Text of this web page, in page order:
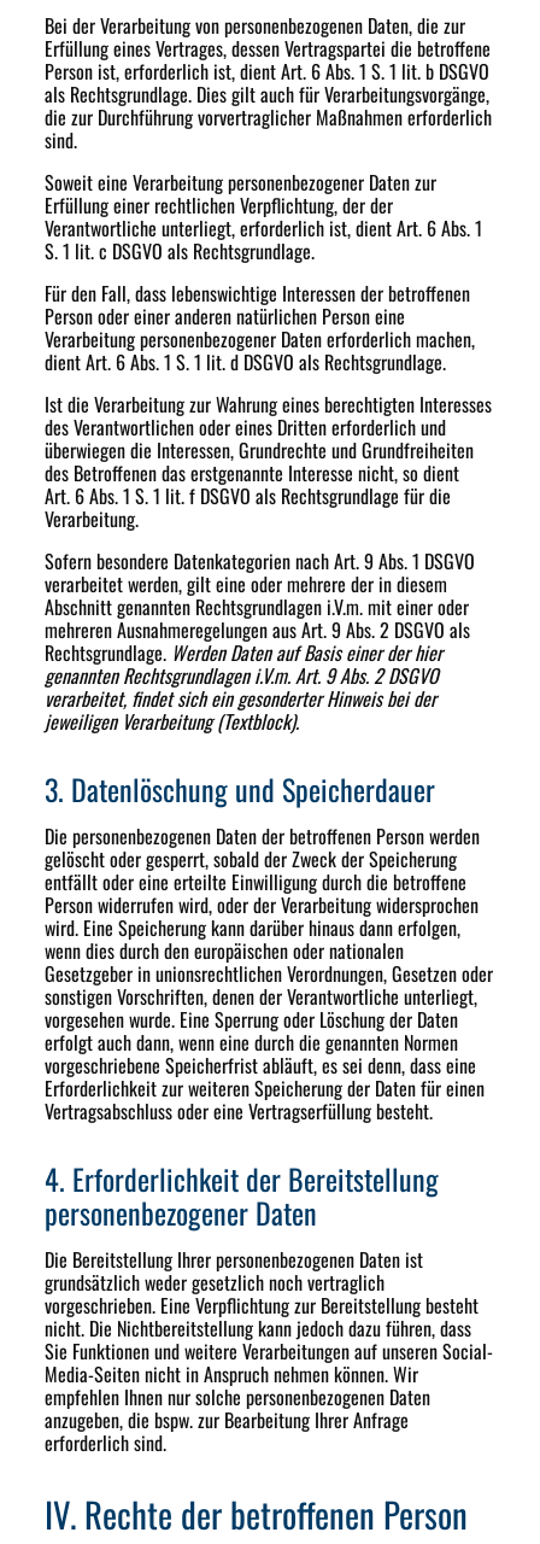
Bei der Verarbeitung von personenbezogenen Daten, die zur
Erfüllung eines Vertrages, dessen Vertragspartei die betroffene
Person ist, erforderlich ist, dient Art. 6 Abs. 1 S. 1 lit. b DSGVO
als Rechtsgrundlage. Dies gilt auch für Verarbeitungsvorgänge,
die zur Durchführung vorvertraglicher Maßnahmen erforderlich
sind.
Soweit eine Verarbeitung personenbezogener Daten zur
Erfüllung einer rechtlichen Verpflichtung, der der
Verantwortliche unterliegt, erforderlich ist, dient Art. 6 Abs. 1
S. 1 lit. c DSGVO als Rechtsgrundlage.
Für den Fall, dass lebenswichtige Interessen der betroffenen
Person oder einer anderen natürlichen Person eine
Verarbeitung personenbezogener Daten erforderlich machen,
dient Art. 6 Abs. 1 S. 1 lit. d DSGVO als Rechtsgrundlage.
Ist die Verarbeitung zur Wahrung eines berechtigten Interesses
des Verantwortlichen oder eines Dritten erforderlich und
überwiegen die Interessen, Grundrechte und Grundfreiheiten
des Betroffenen das erstgenannte Interesse nicht, so dient
Art. 6 Abs. 1 S. 1 lit. f DSGVO als Rechtsgrundlage für die
Verarbeitung.
Sofern besondere Datenkategorien nach Art. 9 Abs. 1 DSGVO
verarbeitet werden, gilt eine oder mehrere der in diesem
Abschnitt genannten Rechtsgrundlagen i.V.m. mit einer oder
mehreren Ausnahmeregelungen aus Art. 9 Abs. 2 DSGVO als
Rechtsgrundlage. Werden Daten auf Basis einer der hier
genannten Rechtsgrundlagen i.V.m. Art. 9 Abs. 2 DSGVO
verarbeitet, findet sich ein gesonderter Hinweis bei der
jeweiligen Verarbeitung (Textblock).
3. Datenlöschung und Speicherdauer
Die personenbezogenen Daten der betroffenen Person werden
gelöscht oder gesperrt, sobald der Zweck der Speicherung
entfällt oder eine erteilte Einwilligung durch die betroffene
Person widerrufen wird, oder der Verarbeitung widersprochen
wird. Eine Speicherung kann darüber hinaus dann erfolgen,
wenn dies durch den europäischen oder nationalen
Gesetzgeber in unionsrechtlichen Verordnungen, Gesetzen oder
sonstigen Vorschriften, denen der Verantwortliche unterliegt,
vorgesehen wurde. Eine Sperrung oder Löschung der Daten
erfolgt auch dann, wenn eine durch die genannten Normen
vorgeschriebene Speicherfrist abläuft, es sei denn, dass eine
Erforderlichkeit zur weiteren Speicherung der Daten für einen
Vertragsabschluss oder eine Vertragserfüllung besteht.
4. Erforderlichkeit der Bereitstellung
personenbezogener Daten
Die Bereitstellung Ihrer personenbezogenen Daten ist
grundsätzlich weder gesetzlich noch vertraglich
vorgeschrieben. Eine Verpflichtung zur Bereitstellung besteht
nicht. Die Nichtbereitstellung kann jedoch dazu führen, dass
Sie Funktionen und weitere Verarbeitungen auf unseren Social-
Media-Seiten nicht in Anspruch nehmen können. Wir
empfehlen Ihnen nur solche personenbezogenen Daten
anzugeben, die bspw. zur Bearbeitung Ihrer Anfrage
erforderlich sind.
IV. Rechte der betroffenen Person